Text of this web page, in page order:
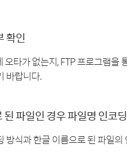
확인
오타가 없는지, FTP 프로그램
바랍니다.
된 파일인 경우 파일명 인코
방식과 한글 이름으로 된 파일